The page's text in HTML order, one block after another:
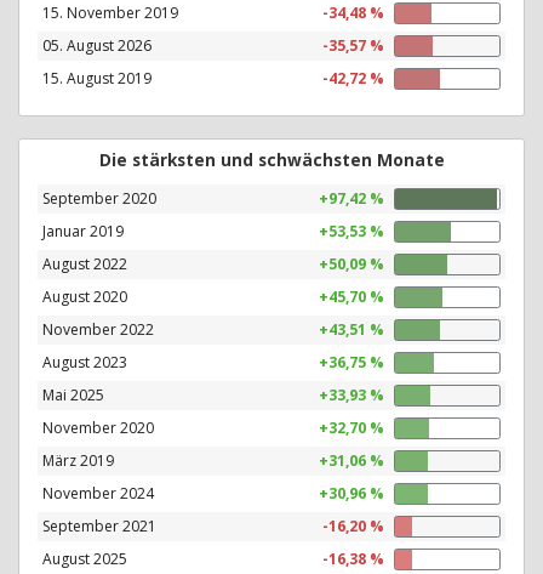
15. November 2019
-34,48 %
05. August 2026
-35,57 %
15. August 2019
-42,72 %
Die stärksten und schwächsten Monate
September 2020
+97,42 %
Januar 2019
+53,53 %
August 2022
+50,09 %
August 2020
+45,70 %
November 2022
+43,51 %
August 2023
+36,75 %
Mai 2025
+33,93 %
November 2020
+32,70 %
März 2019
+31,06 %
November 2024
+30,96 %
September 2021
-16,20 %
August 2025
-16,38 %